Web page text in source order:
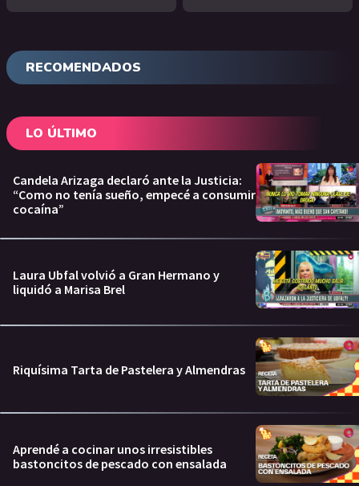
RECOMENDADOS
LO ÚLTIMO
Candela Arizaga declaró ante la Justicia:
“Como no tenía sueño, empecé a consumir
cocaína”
Laura Ubfal volvió a Gran Hermano y
liquidó a Marisa Brel
Riquísima Tarta de Pastelera y Almendras
Aprendé a cocinar unos irresistibles
bastoncitos de pescado con ensalada